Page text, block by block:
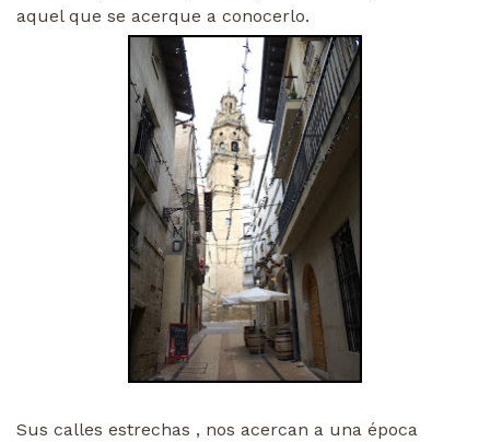
aquel que se acerque a conocerlo.
Sus calles estrechas , nos acercan a una época